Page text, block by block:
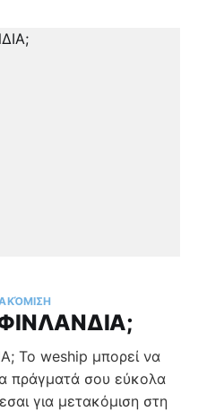
Το weship μπορεί να
πράγματά σου εύκολα
για μετακόμιση στη